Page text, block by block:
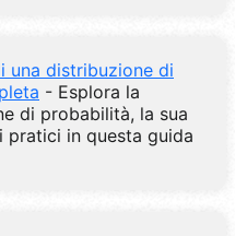
una distribuzione di
- Esplora la
di probabilità, la sua
pratici in questa guida